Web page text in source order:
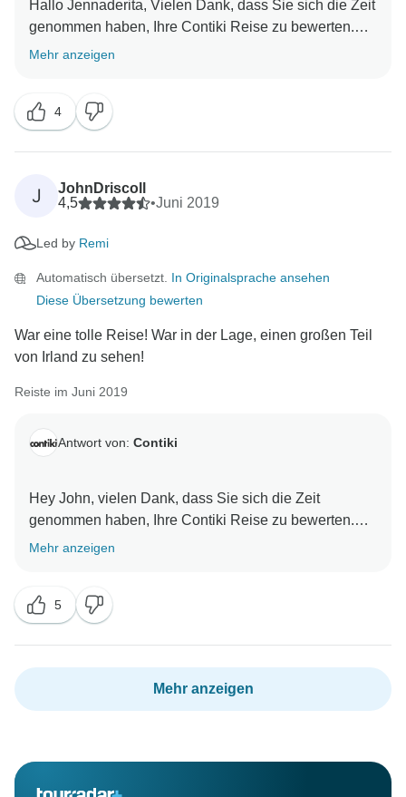
Hallo Jennaderita, Vielen Dank, dass Sie sich die Zeit
genommen haben, Ihre Contiki Reise zu bewerten.
Überprüfen Sie unsere Website für mehr Reisen und
Mehr anzeigen
4
J
JohnDriscoll
4,5
•Juni 2019
Led by Remi
Automatisch übersetzt. In Originalsprache ansehen
Diese Übersetzung bewerten
War eine tolle Reise! War in der Lage, einen großen Teil
von Irland zu sehen!
Reiste im Juni 2019
Antwort von: Contiki
Hey John, vielen Dank, dass Sie sich die Zeit
genommen haben, Ihre Contiki Reise zu bewerten.
Wir freuen uns, dass Sie eine gute Zeit mit uns hatten.
Mehr anzeigen
5
Mehr anzeigen